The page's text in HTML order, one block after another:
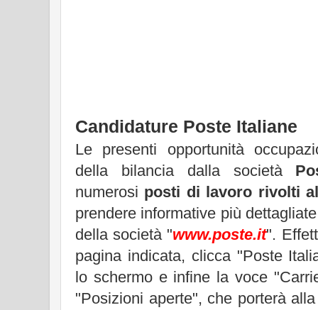
Candidature Poste Italiane
Le presenti opportunità
della bilancia dalla società
numerosi posti di lavoro rivolti
prendere informative più
della società "www.poste.it".
pagina indicata, clicca "Poste
lo schermo e infine la voce
"Posizioni aperte", che porterà